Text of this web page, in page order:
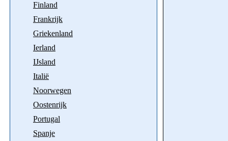
Finland
Frankrijk
Griekenland
Ierland
IJsland
Italië
Noorwegen
Oostenrijk
Portugal
Spanje